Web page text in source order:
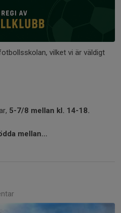
vilket vi är väldigt
5-7/8 mellan kl. 14-18.
mellan...